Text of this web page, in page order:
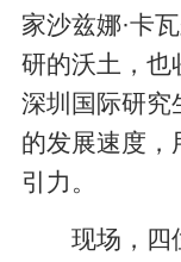
家沙兹娜·卡
研的沃土，也
深圳国际研究
的发展速度，
引力。
现场，四